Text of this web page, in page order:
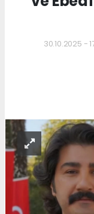
30.10.2025 -